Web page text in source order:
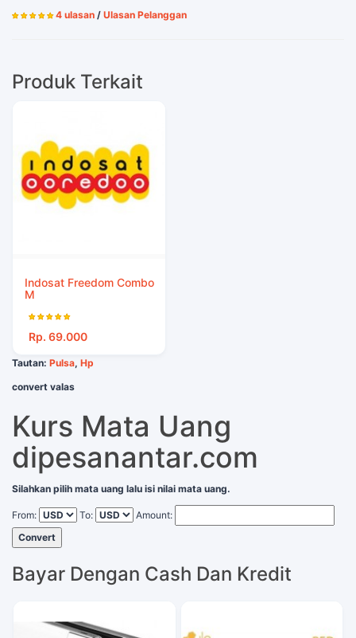
4 ulasan / Ulasan Pelanggan
Produk Terkait
Indosat Freedom Combo
M
Rp. 69.000
Tautan: Pulsa, Hp
convert valas
Kurs Mata Uang
dipesanantar.com
Silahkan pilih mata uang lalu isi nilai mata uang.
From: To:
Amount:
Convert
Bayar Dengan Cash Dan Kredit